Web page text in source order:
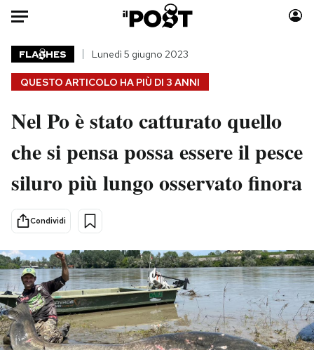
Auto
HOME
Italia
Politica
Tecnologia
Internet
Scienza
Economia
Sport
Moda
Consumismi
Storie/Idee
Altrecose
Mondiali calcio 2026
PODCAST
QUESTO ARTICOLO HA PIÙ DI 3 ANNI
FLA HES Lunedì 5 giugno 2023
Nel Po è stato catturato quello
che si pensa possa essere il pesce
siluro più lungo osservato finora
Condividi